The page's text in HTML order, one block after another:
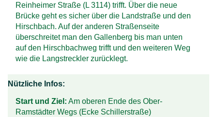
Reinheimer Straße (L 3114) trifft. Über die neue
Brücke geht es sicher über die Landstraße und den
Hirschbach. Auf der anderen Straßen­seite
überschreitet man den Gallenberg bis man unten
auf den Hirsch­bachweg trifft und den weiteren Weg
wie die Lang­streckler zurücklegt.
Nützliche Infos:
Start und Ziel: Am oberen Ende des Ober-
Ramstädter Wegs (Ecke Schillerstraße)